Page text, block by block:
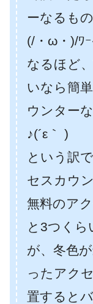
ーなるも
(/・ω・)/ﾜｰ
なるほど
いなら簡
ウンター
♪(´ε｀ )
という訳
セスカウ
無料のア
と3つくら
が、冬色
ったアク
置すると